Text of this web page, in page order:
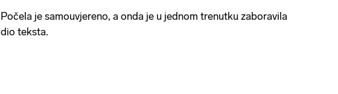
Počela je samouvjereno, a onda je u jednom trenutku zaboravila
dio teksta.